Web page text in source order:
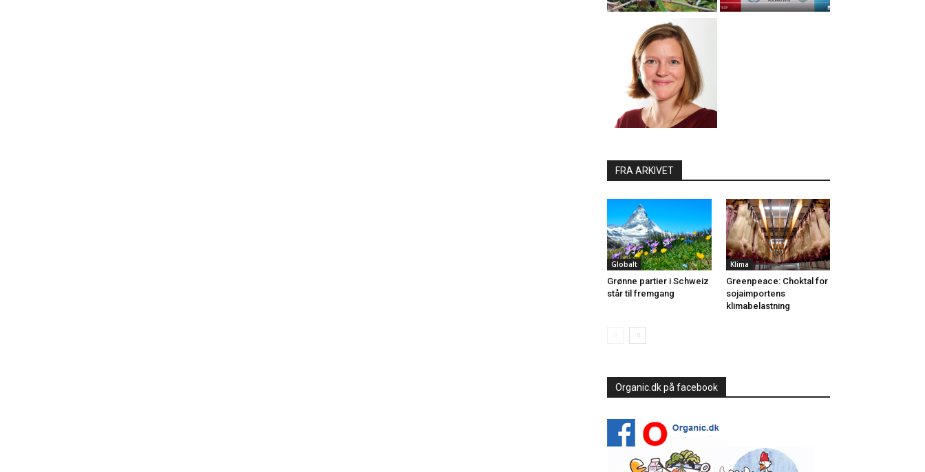
FRA ARKIVET
Globalt
Grønne partier i Schweiz
står til fremgang
Klima
Greenpeace: Choktal for
sojaimportens
klimabelastning
Organic.dk på facebook